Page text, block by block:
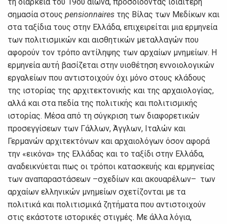
σημασία στους pensionnaires της Βίλας των Μεδίκων και
στα ταξίδια τους στην Ελλάδα, επιχειρείται μια ερμηνεία
των πολιτισμικών και αισθητικών μεταλλαγών που
αφορούν τον τρόπο αντίληψης των αρχαίων μνημείων. Η
ερμηνεία αυτή βασίζεται στην υιοθέτηση εννοιολογικών
εργαλείων που αντιστοιχούν όχι μόνο στους κλάδους
της ιστορίας της αρχιτεκτονικής και της αρχαιολογίας,
αλλά και στα πεδία της πολιτικής και πολιτισμικής
ιστορίας. Μέσα από τη σύγκριση των διαφορετικών
προσεγγίσεων των Γάλλων, Άγγλων, Ιταλών και
Γερμανών αρχιτεκτόνων και αρχαιολόγων όσον αφορά
την «εικόνα» της Ελλάδας και το ταξίδι στην Ελλάδα,
αναδεικνύεται πως οι τρόποι κατασκευής και ερμηνείας
των αναπαραστάσεων –σχεδίων και ακουαρέλων– των
αρχαίων ελληνικών μνημείων σχετίζονται με τα
πολιτικά και πολιτισμικά ζητήματα που αντιστοιχούν
στις εκάστοτε ιστορικές στιγμές. Με άλλα λόγια,